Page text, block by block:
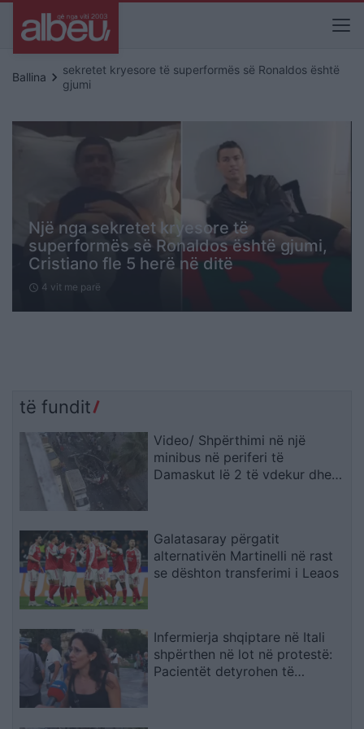
Ballina keyboard_arrow_right sekretet kryesore të superformës së Ronaldos është
gjumi
Një nga sekretet kryesore të
superformës së Ronaldos është gjumi,
Cristiano fle 5 herë në ditë
schedule 4 vit me parë
të fundit
Video/ Shpërthimi në një
minibus në periferi të
Damaskut lë 2 të vdekur dhe
Galatasaray përgatit
alternativën Martinelli në rast
se dështon transferimi i Leaos
Infermierja shqiptare në Itali
shpërthen në lot në protestë:
Pacientët detyrohen të